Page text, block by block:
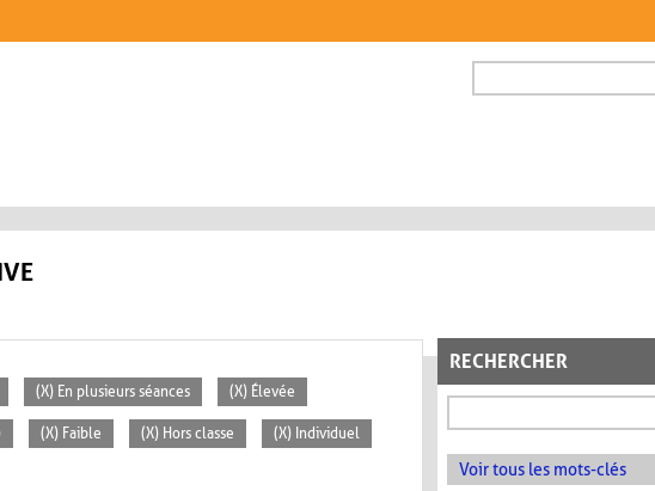
FORMULAIRE DE
RECHERCHER
Voir tous les mots-clés
(X) En plusieurs séances (X) Élevée
(X) Faible (X) Hors classe (X) Individuel